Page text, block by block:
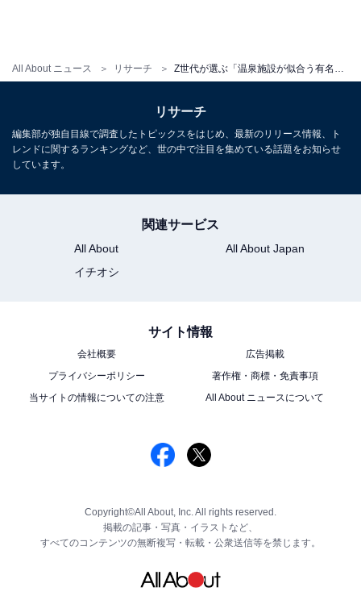
All About ニュース リサーチ
リサーチ
編集部が独自目線で調査したトピックスをはじめ、最新のリリース情報、ト
レンドに関するランキングなど、世の中で注目を集めている話題をお知らせ
しています。
関連サービス
All About
All About Japan
イチオシ
サイト情報
会社概要
広告掲載
プライバシーポリシー
著作権・商標・免責事項
当サイトの情報についての注意
All About ニュースについて
Copyright©All About, Inc. All rights reserved.
掲載の記事・写真・イラストなど、
すべてのコンテンツの無断複写・転載・公衆送信等を禁じます。